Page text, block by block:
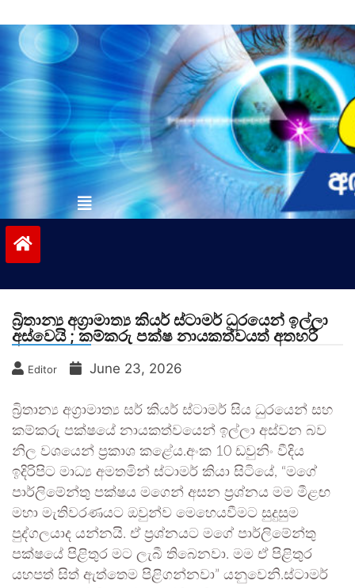
to
contentvinivida.lk
බ්‍රිතාන්‍ය අග්‍රාමාත්‍ය කියර් ස්ටාමර් ධුරයෙන් ඉල්ලා
අස්වෙයි ; කම්කරු පක්ෂ නායකත්වයත් අතහරී
Editor June 23, 2026
බ්‍රිතාන්‍ය අග්‍රාමාත්‍ය සර් කියර් ස්ටාමර් සිය ධුරයෙන් සහ
කම්කරු පක්ෂයේ නායකත්වයෙන් ඉල්ලා අස්වන බව
නිල වශයෙන් ප්‍රකාශ කළේය.අංක 10 ඩවුනිං වීදිය
ඉදිරිපිට මාධ්‍ය අමතමින් ස්ටාමර් කියා සිටියේ, “මගේ
පාර්ලිමේන්තු පක්ෂය මගෙන් අසන ප්‍රශ්නය මම මීළඟ
මහා මැතිවරණයට ඔවුන්ව මෙහෙයවීමට සුදුසුම
පුද්ගලයාද යන්නයි. ඒ ප්‍රශ්නයට මගේ පාර්ලිමේන්තු
පක්ෂයේ පිළිතුර මට ලැබී තිබෙනවා. මම ඒ පිළිතුර
යහපත් සිත් ඇත්තෙම පිළිගන්නවා” යනුවෙනි.ස්ටාමර්